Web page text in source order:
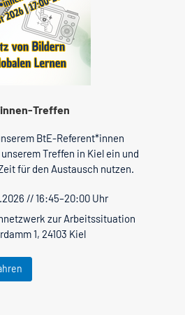
Treffen
BtE-Referent*innen
Treffen in Kiel ein und
für den Austausch nutzen.
// 16:45–20:00 Uhr
zur Arbeitssituation
1, 24103 Kiel